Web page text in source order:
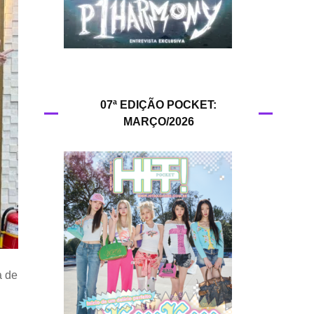
HIT!Queer
HIT!Vem aí
Panfletando
de
07ª EDIÇÃO POCKET:
MARÇO/2026